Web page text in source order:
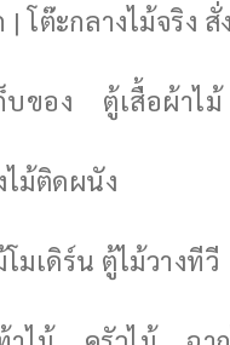
| โต๊ะกลางไม้จริง
บของ ตู้เสื้อผ้าไม้
ไม้ติดผนัง
มเดิร์น ตู้ไม้วางทีวี